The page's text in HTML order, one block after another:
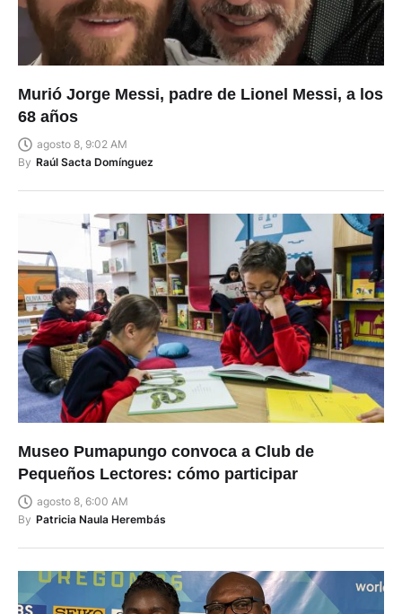
Murió Jorge Messi, padre de Lionel Messi, a los
68 años
agosto 8, 9:02 AM
By Raúl Sacta Domínguez
Museo Pumapungo convoca a Club de
Pequeños Lectores: cómo participar
agosto 8, 6:00 AM
By Patricia Naula Herembás